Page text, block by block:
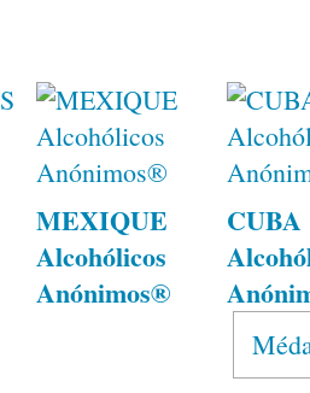
MEXIQUE
Alcohólicos
Anónimos®
CUBA